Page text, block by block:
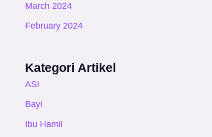
March 2024
February 2024
Kategori Artikel
ASI
Bayi
Ibu Hamil